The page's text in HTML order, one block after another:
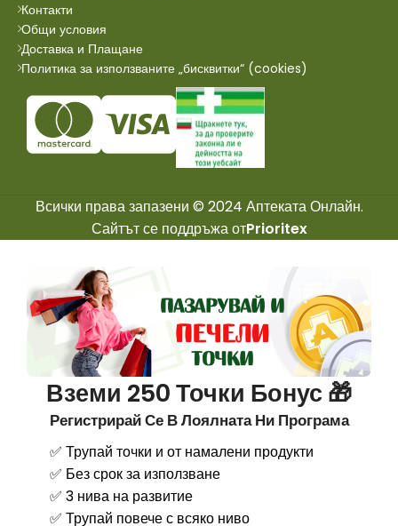
Контакти
Общи условия
Доставка и Плащане
Политика за използваните „бисквитки“ (cookies)
Всички права запазени © 2024 Аптеката Онлайн.
Сайтът се поддръжа отPrioritex
Вземи 250 Точки Бонус 🎁
Регистрирай Се В Лоялната Ни Програма
✅ Трупай точки и от намалени продукти
✅ Без срок за използване
✅ 3 нива на развитие
✅ Трупай повече с всяко ниво